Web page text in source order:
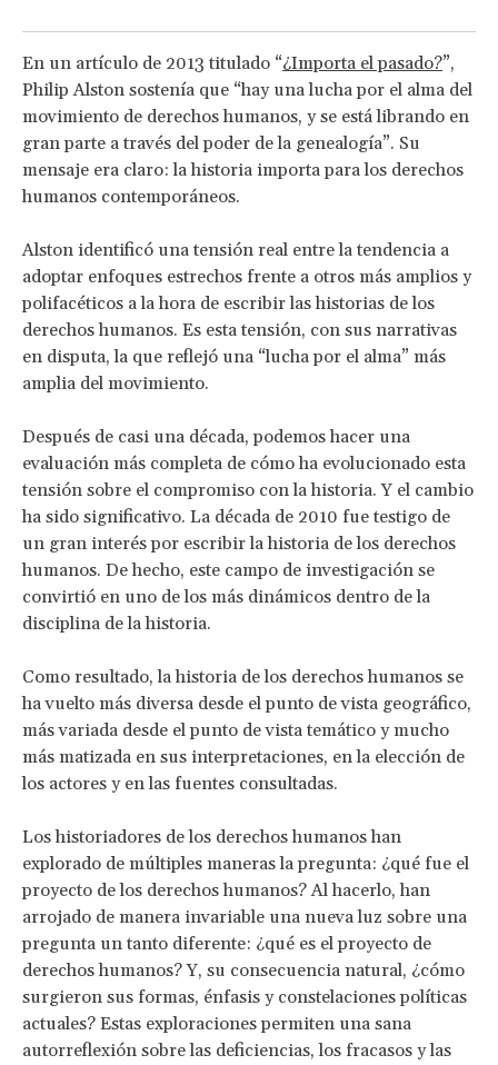
En un artículo de 2013 titulado “¿Importa el pasado?”,
Philip Alston sostenía que “hay una lucha por el alma del
movimiento de derechos humanos, y se está librando en
gran parte a través del poder de la genealogía”. Su
mensaje era claro: la historia importa para los derechos
humanos contemporáneos.
Alston identificó una tensión real entre la tendencia a
adoptar enfoques estrechos frente a otros más amplios y
polifacéticos a la hora de escribir las historias de los
derechos humanos. Es esta tensión, con sus narrativas
en disputa, la que reflejó una “lucha por el alma” más
amplia del movimiento.
Después de casi una década, podemos hacer una
evaluación más completa de cómo ha evolucionado esta
tensión sobre el compromiso con la historia. Y el cambio
ha sido significativo. La década de 2010 fue testigo de
un gran interés por escribir la historia de los derechos
humanos. De hecho, este campo de investigación se
convirtió en uno de los más dinámicos dentro de la
disciplina de la historia.
Como resultado, la historia de los derechos humanos se
ha vuelto más diversa desde el punto de vista geográfico,
más variada desde el punto de vista temático y mucho
más matizada en sus interpretaciones, en la elección de
los actores y en las fuentes consultadas.
Los historiadores de los derechos humanos han
explorado de múltiples maneras la pregunta: ¿qué fue el
proyecto de los derechos humanos? Al hacerlo, han
arrojado de manera invariable una nueva luz sobre una
pregunta un tanto diferente: ¿qué es el proyecto de
derechos humanos? Y, su consecuencia natural, ¿cómo
surgieron sus formas, énfasis y constelaciones políticas
actuales? Estas exploraciones permiten una sana
autorreflexión sobre las deficiencias, los fracasos y las